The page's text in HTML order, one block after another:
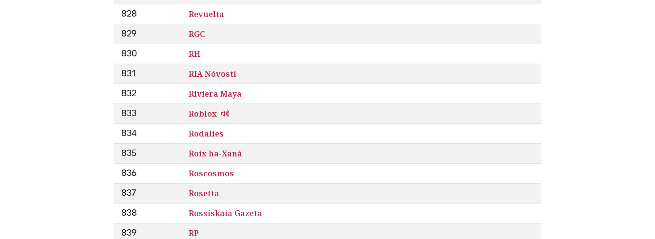
828 Revuelta
829 RGC
830 RH
831 RIA Nóvosti
832 Riviera Maya
833 Roblox
834 Rodalies
835 Roix ha-Xanà
836 Roscosmos
837 Rosetta
838 Rossískaia Gazeta
839 RP